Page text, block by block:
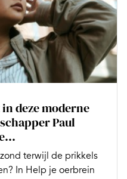
deze moderne
Paul
terwijl de prikkels
In Help je oerbrein